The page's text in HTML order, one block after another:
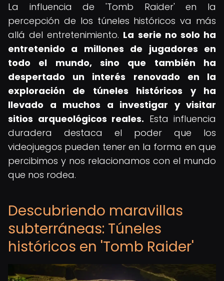
La influencia de 'Tomb Raider' en la
percepción de los túneles históricos va más
allá del entretenimiento. La serie no solo ha
entretenido a millones de jugadores en
todo el mundo, sino que también ha
despertado un interés renovado en la
exploración de túneles históricos y ha
llevado a muchos a investigar y visitar
sitios arqueológicos reales. Esta influencia
duradera destaca el poder que los
videojuegos pueden tener en la forma en que
percibimos y nos relacionamos con el mundo
que nos rodea.
Descubriendo maravillas
subterráneas: Túneles
históricos en 'Tomb Raider'